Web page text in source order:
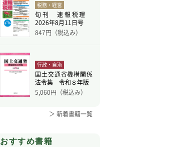
税務・経営
旬刊 速報税理
2026年8月11日号
847円（税込み）
行政・自治
国土交通省機構関係
法令集 令和８年版
5,060円（税込み）
＞ 新着書籍一覧
おすすめ書籍